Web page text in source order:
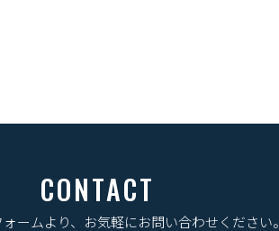
CONTACT
ームより、 お気軽にお問い合わせください。